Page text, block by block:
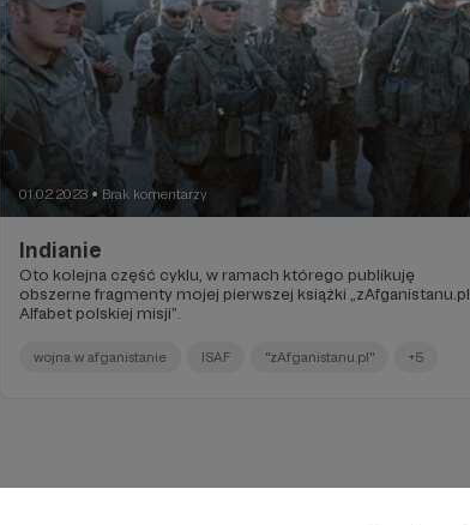
01.02.2023 ● Brak komentarzy
Indianie
Oto kolejna część cyklu, w ramach którego publikuję
obszerne fragmenty mojej pierwszej książki „zAfganistanu.pl.
Alfabet polskiej misji”.
wojna w afganistanie ISAF "zAfganistanu.pl" +5